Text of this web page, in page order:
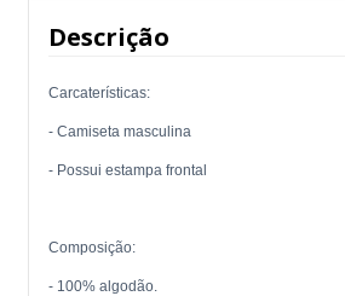
Descrição
Carcaterísticas:
- Camiseta masculina
- Possui estampa frontal
Composição:
- 100% algodão.